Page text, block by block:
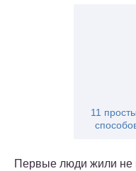
11
Первые люди жили не